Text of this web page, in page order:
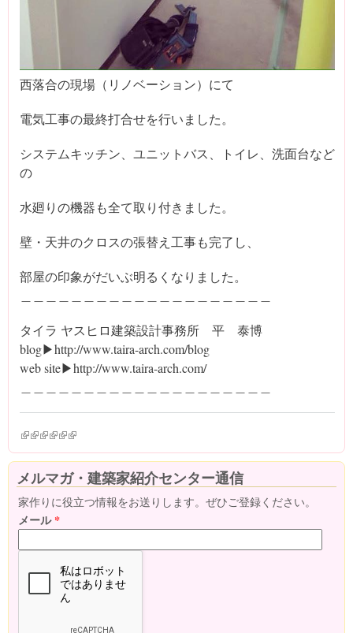
西落合の現場（リノベーション）にて
電気工事の最終打合せを行いました。
システムキッチン、ユニットバス、トイレ、洗面台など
の
水廻りの機器も全て取り付きました。
壁・天井のクロスの張替え工事も完了し、
部屋の印象がだいぶ明るくなりました。
タイラ ヤスヒロ建築設計事務所 平 泰博
blog▶http://www.taira-arch.com/blog
web site▶http://www.taira-arch.com/
(link is external)
(link is external)
(link is external)
(link is external)
(link is external)
(link is external)
メルマガ・建築家紹介センター通信
家作りに役立つ情報をお送りします。ぜひご登録ください。
メール*